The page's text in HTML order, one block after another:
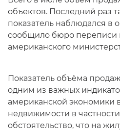
объектов. Последний раз
показатель наблюдался в
сообщило бюро переписи
американского
Показатель объёма продаж
одним из важных
американской экономики
недвижимости в
обстоятельство, что на